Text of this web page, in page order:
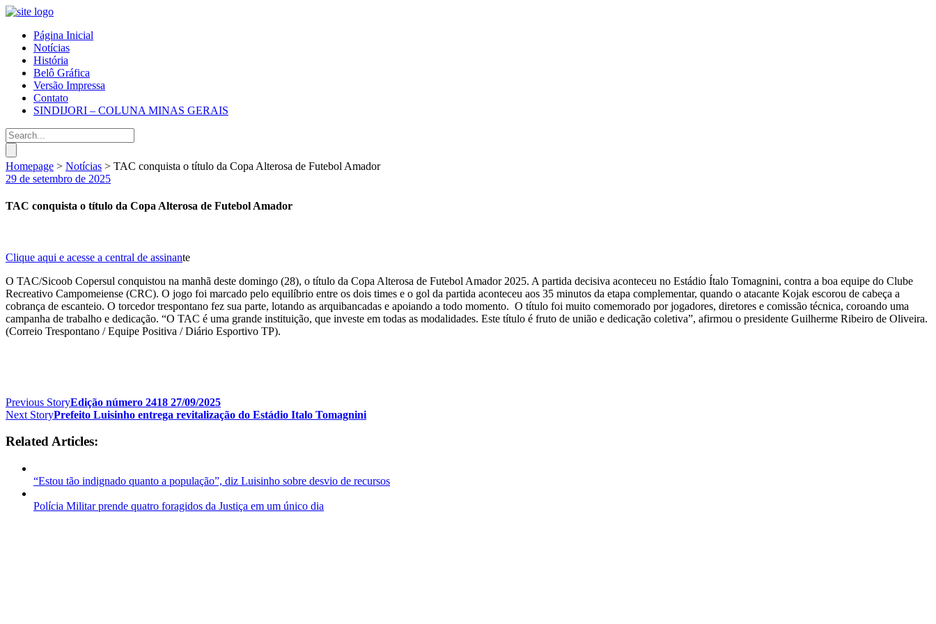
Página Inicial
Notícias
História
Belô Gráfica
Versão Impressa
Contato
SINDIJORI – COLUNA MINAS GERAIS
Homepage > Notícias > TAC conquista o título da Copa Alterosa de Futebol Amador
29 de setembro de 2025
TAC conquista o título da Copa Alterosa de Futebol Amador
Clique aqui e acesse a central de assinante
O TAC/Sicoob Copersul conquistou na manhã deste domingo (28), o título da Copa Alterosa de Futebol Amador 2025. A partida decisiva aconteceu no Estádio Ítalo Tomagnini, contra a boa equipe do Clube
Recreativo Campomeiense (CRC). O jogo foi marcado pelo equilíbrio entre os dois times e o gol da partida aconteceu aos 35 minutos da etapa complementar, quando o atacante Kojak escorou de cabeça a
cobrança de escanteio. O torcedor trespontano fez sua parte, lotando as arquibancadas e apoiando a todo momento. O título foi muito comemorado por jogadores, diretores e comissão técnica, coroando uma
campanha de trabalho e dedicação. “O TAC é uma grande instituição, que investe em todas as modalidades. Este título é fruto de união e dedicação coletiva”, afirmou o presidente Guilherme Ribeiro de Oliveira.
(Correio Trespontano / Equipe Positiva / Diário Esportivo TP).
Previous StoryEdição número 2418 27/09/2025
Next StoryPrefeito Luisinho entrega revitalização do Estádio Italo Tomagnini
Related Articles:
“Estou tão indignado quanto a população”, diz Luisinho sobre desvio de recursos
Polícia Militar prende quatro foragidos da Justiça em um único dia